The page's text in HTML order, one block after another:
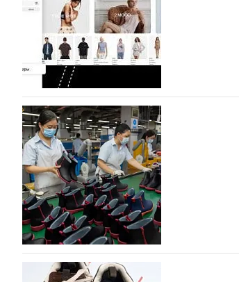
разработку, производство и…
07.08.2026 620
На платформе Lamoda - новый
дизайнерских марок
Российский маркетплейс Lamoda решил
марок одежды, обуви и аксессуаров.
06.08.2026 800
Объем мирового производства